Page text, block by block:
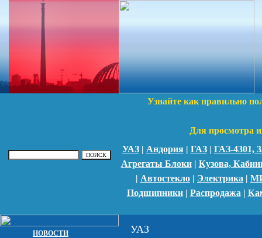
Узнайте как правильно
Для просмотра
УАЗ| Андория| ГАЗ| ГАЗ-4301,
Агрегаты Блоки| Кузова,
| Автостекло | Электрика |
Подшипники| Распродажа |
НОВОСТИ
УАЗ